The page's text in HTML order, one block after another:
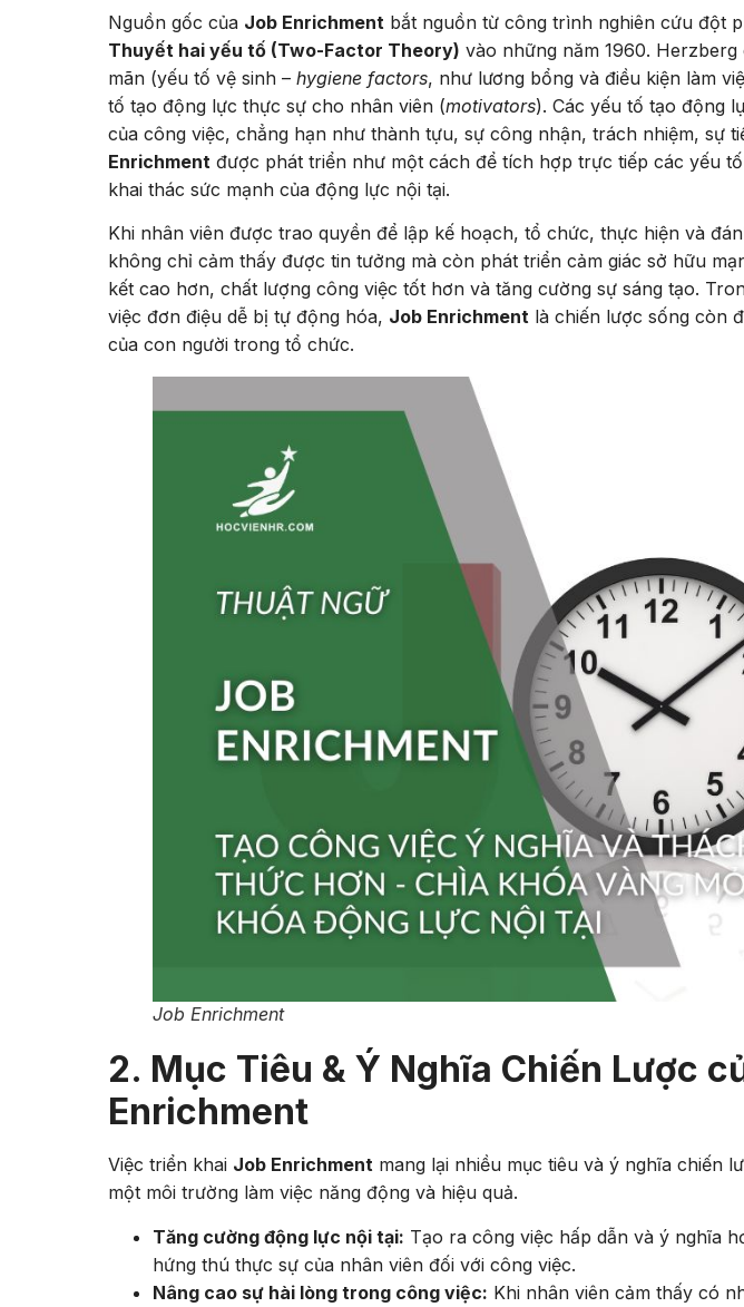
Nguồn gốc của Job Enrichment bắt nguồn từ công trình nghiên cứu đột
Thuyết hai yếu tố (Two-Factor Theory) vào những năm 1960.
mãn (yếu tố vệ sinh – hygiene factors, như lương bổng và điều kiện làm
tố tạo động lực thực sự cho nhân viên (motivators). Các yếu tố tạo động
của công việc, chẳng hạn như thành tựu, sự công nhận, trách nhiệm, sự
Enrichment được phát triển như một cách để tích hợp trực tiếp các yếu
khai thác sức mạnh của động lực nội tại.
Khi nhân viên được trao quyền để lập kế hoạch, tổ chức, thực hiện và
không chỉ cảm thấy được tin tưởng mà còn phát triển cảm giác sở hữu
kết cao hơn, chất lượng công việc tốt hơn và tăng cường sự sáng tạo.
việc đơn điệu dễ bị tự động hóa, Job Enrichment là chiến lược sống còn
của con người trong tổ chức.
Job Enrichment
2. Mục Tiêu & Ý Nghĩa Chiến Lược
Enrichment
Việc triển khai Job Enrichment mang lại nhiều mục tiêu và ý nghĩa chiến
một môi trường làm việc năng động và hiệu quả.
Tăng cường động lực nội tại: Tạo ra công việc hấp dẫn và ý nghĩa
hứng thú thực sự của nhân viên đối với công việc.
Nâng cao sự hài lòng trong công việc: Khi nhân viên cảm thấy có